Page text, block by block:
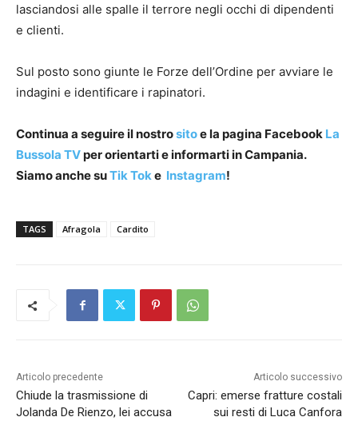
lasciandosi alle spalle il terrore negli occhi di dipendenti
e clienti.
Sul posto sono giunte le Forze dell’Ordine per avviare le
indagini e identificare i rapinatori.
Continua a seguire il nostrositoe la pagina Facebook La
Bussola TVper orientarti e informarti in Campania.
Siamo anche suTik Toke Instagram!
TAGS Afragola Cardito
Articolo precedente
Chiude la trasmissione di
Jolanda De Rienzo, lei accusa
Articolo successivo
Capri: emerse fratture costali
sui resti di Luca Canfora